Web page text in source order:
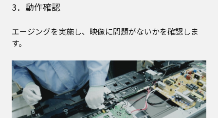
3．動作確認
エージングを実施し、映像に問題がないかを確認しま
す。